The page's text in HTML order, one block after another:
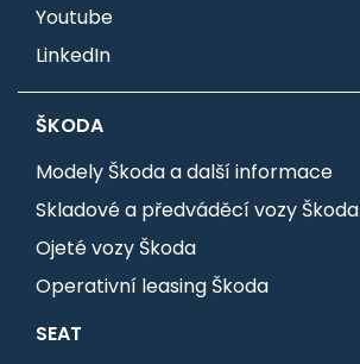
Youtube
LinkedIn
ŠKODA
Modely Škoda a další informace
Skladové a předváděcí vozy Škoda
Ojeté vozy Škoda
Operativní leasing Škoda
SEAT